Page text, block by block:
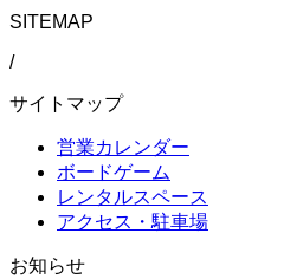
SITEMAP
/
サイトマップ
営業カレンダー
ボードゲーム
レンタルスペース
アクセス・駐車場
お知らせ